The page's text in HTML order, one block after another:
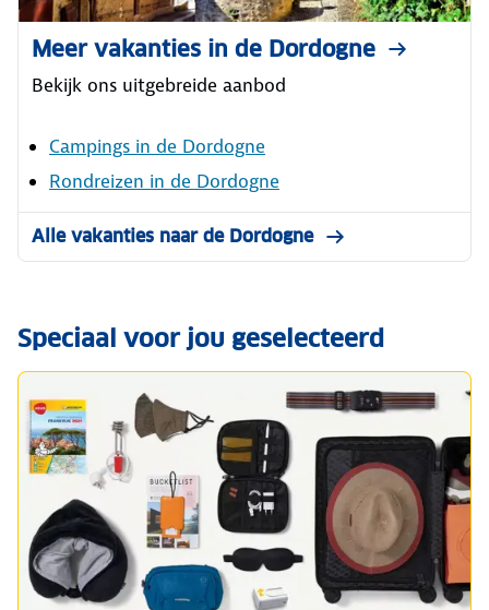
Meer vakanties in de Dordogne
Bekijk ons uitgebreide aanbod
Campings in de Dordogne
Rondreizen in de Dordogne
Alle vakanties naar de Dordogne
Speciaal voor jou geselecteerd